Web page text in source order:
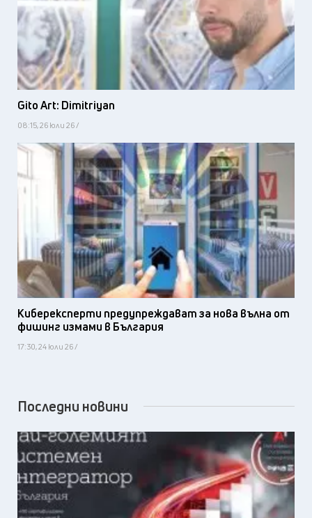
Gito Art: Dimitriyan
08:15, 26 юли 26 /
Киберексперти предупреждават за нова вълна от
фишинг измами в България
17:30, 24 юли 26 /
Последни новини